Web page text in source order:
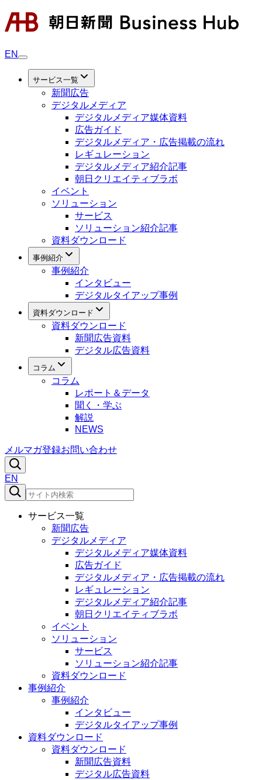
EN
サービス一覧
新聞広告
デジタルメディア
デジタルメディア媒体資料
広告ガイド
デジタルメディア・広告掲載の流れ
レギュレーション
デジタルメディア紹介記事
朝日クリエイティブラボ
イベント
ソリューション
サービス
ソリューション紹介記事
資料ダウンロード
事例紹介
事例紹介
インタビュー
デジタルタイアップ事例
資料ダウンロード
資料ダウンロード
新聞広告資料
デジタル広告資料
コラム
コラム
レポート＆データ
聞く・学ぶ
解説
NEWS
メルマガ登録お問い合わせ
EN
サービス一覧
新聞広告
デジタルメディア
デジタルメディア媒体資料
広告ガイド
デジタルメディア・広告掲載の流れ
レギュレーション
デジタルメディア紹介記事
朝日クリエイティブラボ
イベント
ソリューション
サービス
ソリューション紹介記事
資料ダウンロード
事例紹介
事例紹介
インタビュー
デジタルタイアップ事例
資料ダウンロード
資料ダウンロード
新聞広告資料
デジタル広告資料